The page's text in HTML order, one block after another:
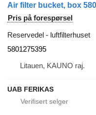
Pris på forespørsel
Reservedel - luftfilterhuset
5801275395
Litauen, KAUNO raj.
UAB FERIKAS